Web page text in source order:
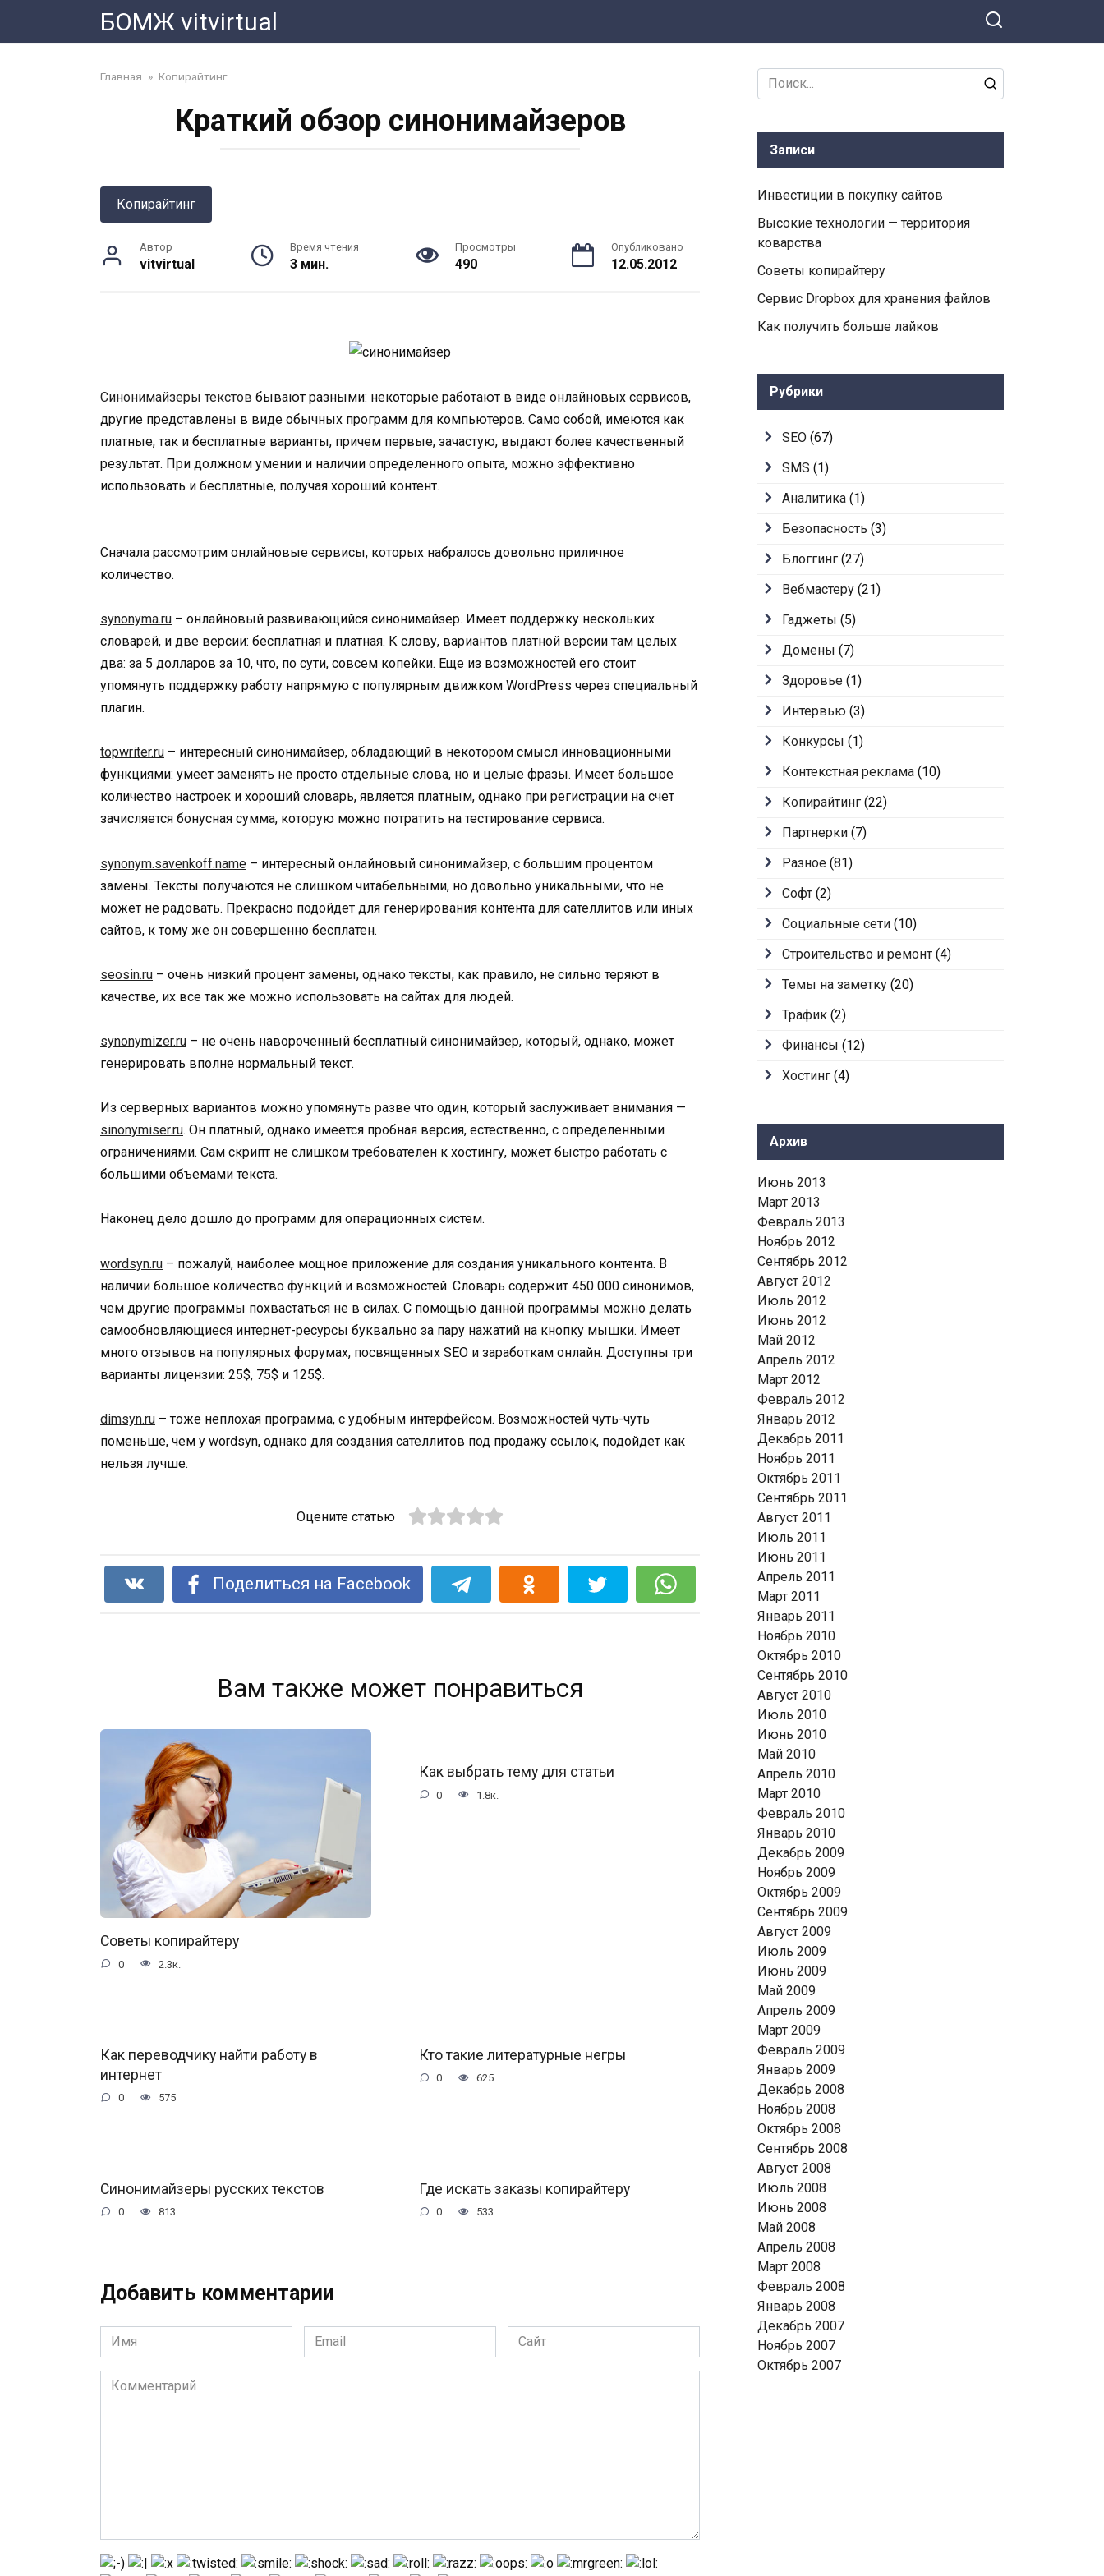
контенту
БОМЖ vitvirtual
Главная » Копирайтинг
Краткий обзор синонимайзеров
Копирайтинг
Автор
vitvirtual
Время чтения
3 мин.
Просмотры
490
Опубликовано
12.05.2012
Синонимайзеры текстов бывают разными: некоторые работают в виде онлайновых сервисов,
другие представлены в виде обычных программ для компьютеров. Само собой, имеются как
платные, так и бесплатные варианты, причем первые, зачастую, выдают более качественный
результат. При должном умении и наличии определенного опыта, можно эффективно
использовать и бесплатные, получая хороший контент.
Сначала рассмотрим онлайновые сервисы, которых набралось довольно приличное
количество.
synonyma.ru – онлайновый развивающийся синонимайзер. Имеет поддержку нескольких
словарей, и две версии: бесплатная и платная. К слову, вариантов платной версии там целых
два: за 5 долларов за 10, что, по сути, совсем копейки. Еще из возможностей его стоит
упомянуть поддержку работу напрямую с популярным движком WordPress через специальный
плагин.
topwriter.ru – интересный синонимайзер, обладающий в некотором смысл инновационными
функциями: умеет заменять не просто отдельные слова, но и целые фразы. Имеет большое
количество настроек и хороший словарь, является платным, однако при регистрации на счет
зачисляется бонусная сумма, которую можно потратить на тестирование сервиса.
synonym.savenkoff.name – интересный онлайновый синонимайзер, с большим процентом
замены. Тексты получаются не слишком читабельными, но довольно уникальными, что не
может не радовать. Прекрасно подойдет для генерирования контента для сателлитов или иных
сайтов, к тому же он совершенно бесплатен.
seosin.ru – очень низкий процент замены, однако тексты, как правило, не сильно теряют в
качестве, их все так же можно использовать на сайтах для людей.
synonymizer.ru – не очень навороченный бесплатный синонимайзер, который, однако, может
генерировать вполне нормальный текст.
Из серверных вариантов можно упомянуть разве что один, который заслуживает внимания —
sinonymiser.ru. Он платный, однако имеется пробная версия, естественно, с определенными
ограничениями. Сам скрипт не слишком требователен к хостингу, может быстро работать с
большими объемами текста.
Наконец дело дошло до программ для операционных систем.
wordsyn.ru – пожалуй, наиболее мощное приложение для создания уникального контента. В
наличии большое количество функций и возможностей. Словарь содержит 450 000 синонимов,
чем другие программы похвастаться не в силах. С помощью данной программы можно делать
самообновляющиеся интернет-ресурсы буквально за пару нажатий на кнопку мышки. Имеет
много отзывов на популярных форумах, посвященных SEO и заработкам онлайн. Доступны три
варианты лицензии: 25$, 75$ и 125$.
dimsyn.ru – тоже неплохая программа, с удобным интерфейсом. Возможностей чуть-чуть
поменьше, чем у wordsyn, однако для создания сателлитов под продажу ссылок, подойдет как
нельзя лучше.
Оцените статью
Поделиться на Facebook
Вам также может понравиться
Советы копирайтеру
0 2.3к.
Как выбрать тему для статьи
0 1.8к.
Как переводчику найти работу в
интернет
0 575
Кто такие литературные негры
0 625
Синонимайзеры русских текстов
0 813
Где искать заказы копирайтеру
0 533
Добавить комментарии
Имя
*
Email
*
Сайт
Комментарий
Search
for:
Записи
Инвестиции в покупку сайтов
Высокие технологии — территория
коварства
Советы копирайтеру
Сервис Dropbox для хранения файлов
Как получить больше лайков
Рубрики
SEO (67)
SMS (1)
Аналитика (1)
Безопасность (3)
Блоггинг (27)
Вебмастеру (21)
Гаджеты (5)
Домены (7)
Здоровье (1)
Интервью (3)
Конкурсы (1)
Контекстная реклама (10)
Копирайтинг (22)
Партнерки (7)
Разное (81)
Софт (2)
Социальные сети (10)
Строительство и ремонт (4)
Темы на заметку (20)
Трафик (2)
Финансы (12)
Хостинг (4)
Архив
Июнь 2013
Март 2013
Февраль 2013
Ноябрь 2012
Сентябрь 2012
Август 2012
Июль 2012
Июнь 2012
Май 2012
Апрель 2012
Март 2012
Февраль 2012
Январь 2012
Декабрь 2011
Ноябрь 2011
Октябрь 2011
Сентябрь 2011
Август 2011
Июль 2011
Июнь 2011
Апрель 2011
Март 2011
Январь 2011
Ноябрь 2010
Октябрь 2010
Сентябрь 2010
Август 2010
Июль 2010
Июнь 2010
Май 2010
Апрель 2010
Март 2010
Февраль 2010
Январь 2010
Декабрь 2009
Ноябрь 2009
Октябрь 2009
Сентябрь 2009
Август 2009
Июль 2009
Июнь 2009
Май 2009
Апрель 2009
Март 2009
Февраль 2009
Январь 2009
Декабрь 2008
Ноябрь 2008
Октябрь 2008
Сентябрь 2008
Август 2008
Июль 2008
Июнь 2008
Май 2008
Апрель 2008
Март 2008
Февраль 2008
Январь 2008
Декабрь 2007
Ноябрь 2007
Октябрь 2007